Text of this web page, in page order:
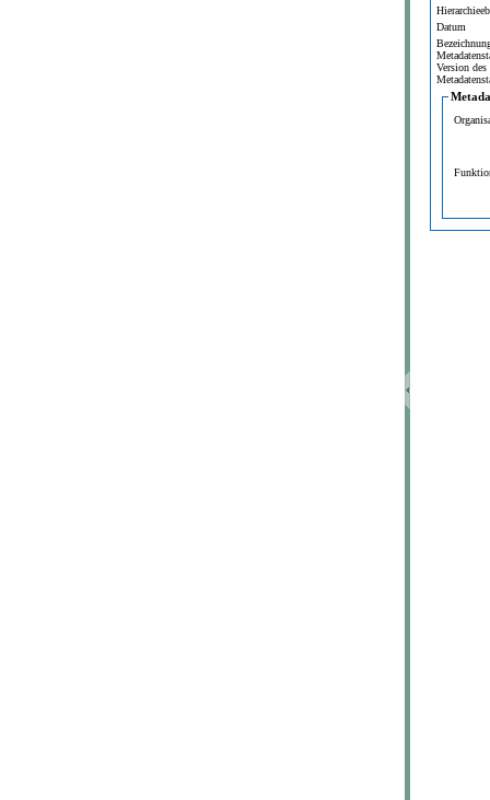
Datum
Version des